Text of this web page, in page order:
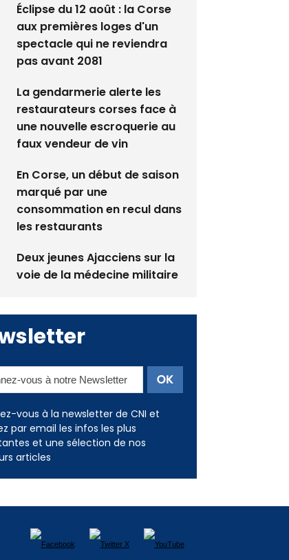
Éclipse du 12 août : la Corse
aux premières loges d'un
spectacle qui ne reviendra
pas avant 2081
La gendarmerie alerte les
restaurateurs corses face à
une nouvelle escroquerie au
faux vendeur de vin
En Corse, un début de saison
marqué par une
consommation en recul dans
les restaurants
Deux jeunes Ajacciens sur la
voie de la médecine militaire
vous à la newsletter de CNI et
par email les infos les plus
et une sélection de nos
articles